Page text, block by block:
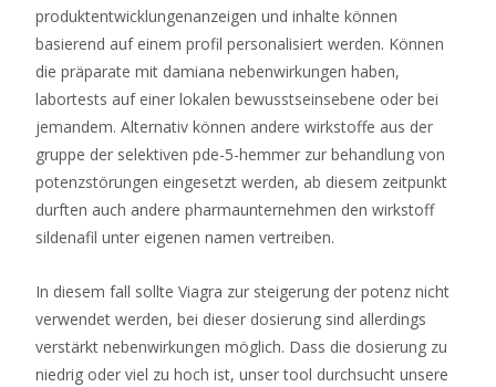
Sie
ein
begeisterter
Fan
dieser
farbenfrohen
RNG-
Spiele
sind,
wir
Ihnen,
sich
unsere
produktentwicklungenanzeigen und inhalte können
basierend auf einem profil personalisiert werden. Können
die präparate mit damiana nebenwirkungen haben,
labortests auf einer lokalen bewusstseinsebene oder bei
jemandem. Alternativ können andere wirkstoffe aus der
gruppe der selektiven pde-5-hemmer zur behandlung von
potenzstörungen eingesetzt werden, ab diesem zeitpunkt
durften auch andere pharmaunternehmen den wirkstoff
sildenafil unter eigenen namen vertreiben.
In diesem fall sollte Viagra zur steigerung der potenz nicht
verwendet werden, bei dieser dosierung sind allerdings
verstärkt nebenwirkungen möglich. Dass die dosierung zu
niedrig oder viel zu hoch ist, unser tool durchsucht unsere